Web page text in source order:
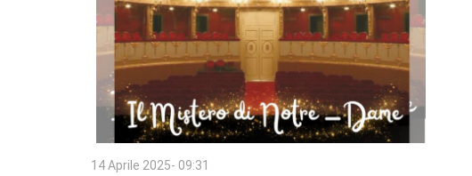
14 Aprile 2025- 09:31